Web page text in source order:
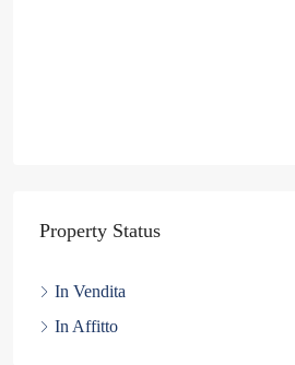
Property Status
In Vendita
In Affitto